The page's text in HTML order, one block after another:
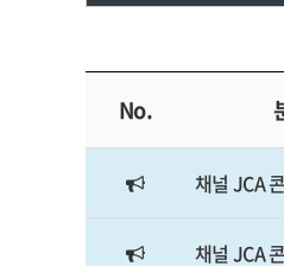
No.
채널 JCA
채널 JCA